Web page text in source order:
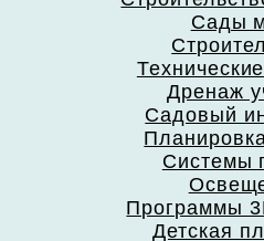
Сады
Дренаж
Садовый
Системы
Программы
Детская